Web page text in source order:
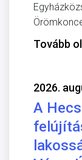
Tovább
2026.
A